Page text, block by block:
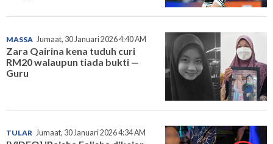
MASSA Jumaat, 30 Januari 2026 4:40 AM
Zara Qairina kena tuduh curi
RM20 walaupun tiada bukti —
Guru
TULAR Jumaat, 30 Januari 2026 4:34 AM